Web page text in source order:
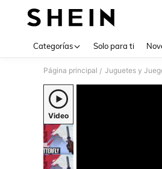
Categorías Solo para ti
Página principal / Juguetes y
Video